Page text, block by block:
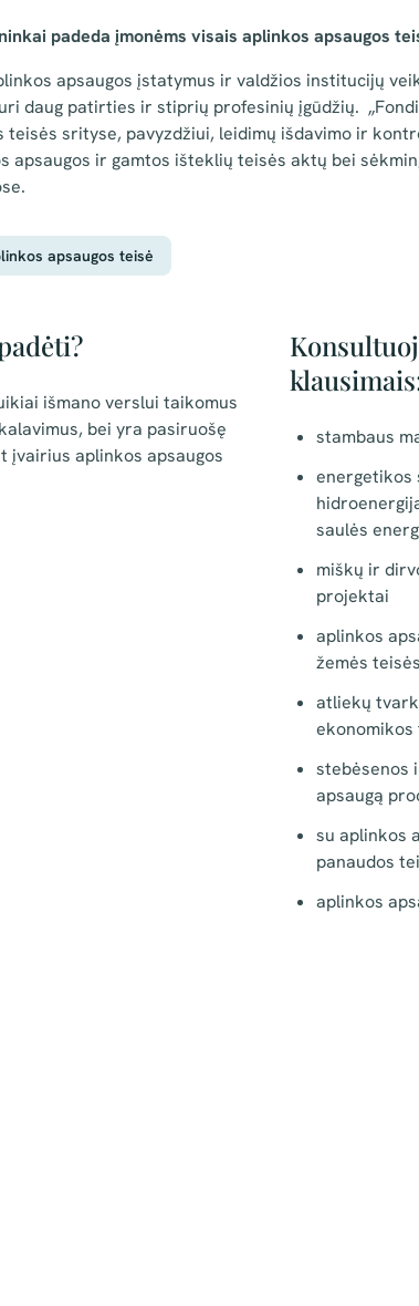
padeda įmonėms visais aplinkos apsaugos
apsaugos įstatymus ir valdžios institucijų
daug patirties ir stiprių profesinių įgūdžių.
teisės srityse, pavyzdžiui, leidimų išdavimo ir
apsaugos ir gamtos išteklių teisės aktų bei
apsaugos teisė
išmano verslui taikomus
bei yra pasiruošę
įvairius aplinkos apsaugos
stambaus
energetikos
saulės
miškų ir
projektai
aplinkos
žemės
atliekų
ekonomikos
stebėsenos
apsaugą
su aplinkos
panaudos
aplinkos